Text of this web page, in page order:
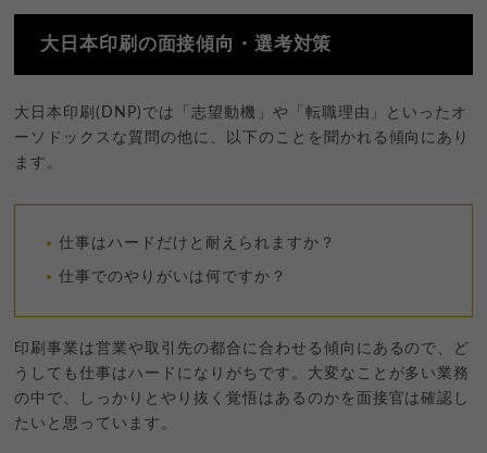
大日本印刷の面接傾向・選考対策
大日本印刷(DNP)では「志望動機」や「転職理由」といったオ
ーソドックスな質問の他に、以下のことを聞かれる傾向にあり
ます。
仕事はハードだけと耐えられますか？
仕事でのやりがいは何ですか？
印刷事業は営業や取引先の都合に合わせる傾向にあるので、ど
うしても仕事はハードになりがちです。大変なことが多い業務
の中で、しっかりとやり抜く覚悟はあるのかを面接官は確認し
たいと思っています。